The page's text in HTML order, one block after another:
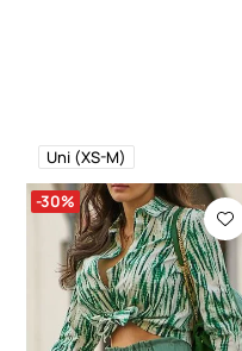
Uni (XS-M)
-30%